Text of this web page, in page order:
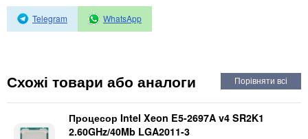
Telegram WhatsApp
Схожі товари або аналоги
Процесор Intel Xeon E5-2697A v4 SR2K1
2.60GHz/40Mb LGA2011-3